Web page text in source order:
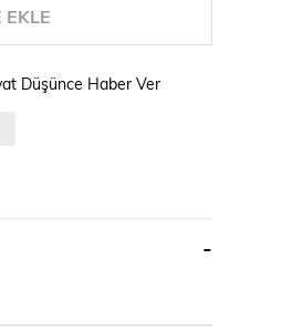
EKLE
Düşünce Haber Ver